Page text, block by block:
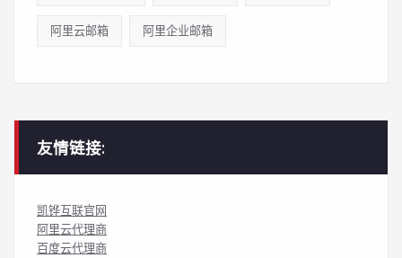
阿里云邮箱 阿里企业邮箱
友情链接:
凯铧互联官网
阿里云代理商
百度云代理商